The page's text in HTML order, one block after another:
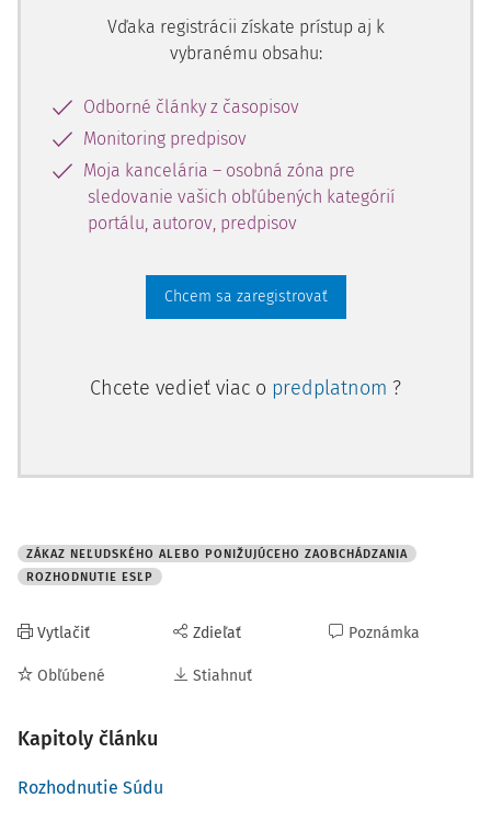
Sťažovateľ namieta porušenie práva na spravodlivé súdne
konanie v zmysle článku 6 ods. 1 Dohovoru. Tvrdí, že súdy
nemali pripustiť ako dôkaz prepis výpovedí K. G. získaných
v dôsledku zlého zaobchádzania zo strany členov
Rozhodnutie Súdu
Súd konštatoval, že hoci sťažnosť namieta porušenie
článku 3 Dohovoru sú relevantné pre posudzovanie
sťažnosti podľa článku 6 ods. 1 Dohovoru.
Súd pripomenul, že zákaz mučenia a neľudského alebo
Gäfgen proti Nemecku
Vďaka registrácii získate prístup aj k
vybranému obsahu:
Odborné články z časopisov
Monitoring predpisov
Moja kancelária – osobná zóna pre
sledovanie vašich obľúbených kategórií
portálu, autorov, predpisov
Chcem sa zaregistrovať
Chcete vedieť viac o predplatnom ?
ZÁKAZ NEĽUDSKÉHO ALEBO PONIŽUJÚCEHO ZAOBCHÁDZANIA
ROZHODNUTIE ESĽP
Vytlačiť
Obľúbené
Zdieľať
Stiahnuť
Poznámka
Kapitoly článku
Rozhodnutie Súdu